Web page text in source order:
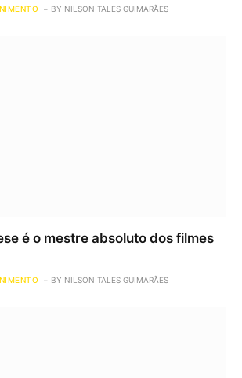
BY NILSON TALES GUIMARÃES
é o mestre absoluto dos filmes
BY NILSON TALES GUIMARÃES